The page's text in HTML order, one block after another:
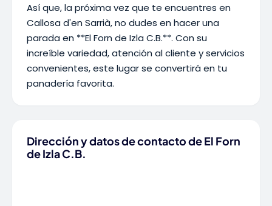
Así que, la próxima vez que te encuentres en
Callosa d'en Sarrià, no dudes en hacer una
parada en **El Forn de Izla C.B.**. Con su
increíble variedad, atención al cliente y servicios
convenientes, este lugar se convertirá en tu
panadería favorita.
Dirección y datos de contacto de El Forn
de Izla C.B.